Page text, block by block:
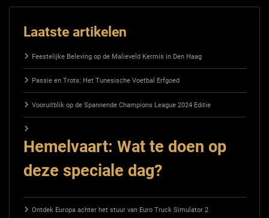
Laatste artikelen
Feestelijke Beleving op de Malieveld Kermis in Den Haag
Passie en Trots: Het Tunesische Voetbal Erfgoed
Vooruitblik op de Spannende Champions League 2024 Editie
Hemelvaart: Wat te doen op
deze speciale dag?
Ontdek Europa achter het stuur van Euro Truck Simulator 2